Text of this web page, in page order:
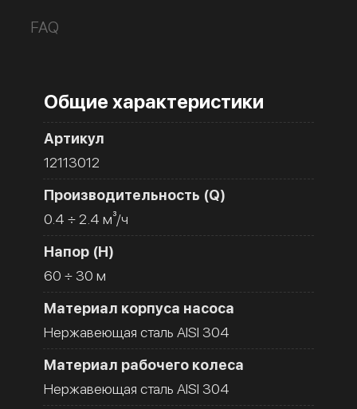
FAQ
Общие характеристики
Артикул
12113012
Производительность (Q)
0.4 ÷ 2.4 м³/ч
Напор (H)
60 ÷ 30 м
Материал корпуса насоса
Нержавеющая сталь AISI 304
Материал рабочего колеса
Нержавеющая сталь AISI 304